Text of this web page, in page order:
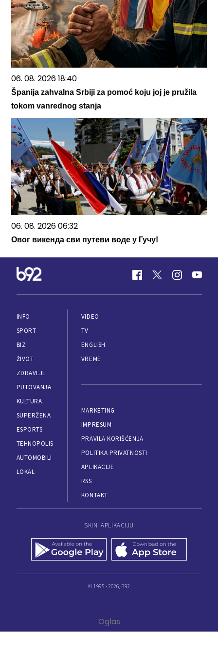
06. 08. 2026 18:40
Španija zahvalna Srbiji za pomoć koju joj je pružila
tokom vanrednog stanja
06. 08. 2026 06:32
Овог викенда сви путеви воде у Гучу!
INFO
SPORT
BIZ
ŽIVOT
ZDRAVLJE
PUTOVANJA
KULTURA
SUPERŽENA
ESPORTS
TEHNOPOLIS
AUTOMOBILI
LOKAL
VIDEO
TV
ENGLISH
VREME
MARKETING
IMPRESUM
PRAVILA KORIŠĆENJA
POLITIKA PRIVATNOSTI
APLIKACIJE
RSS
KONTAKT
SKINI APLIKACIJU
© 1995 - 2026, B92